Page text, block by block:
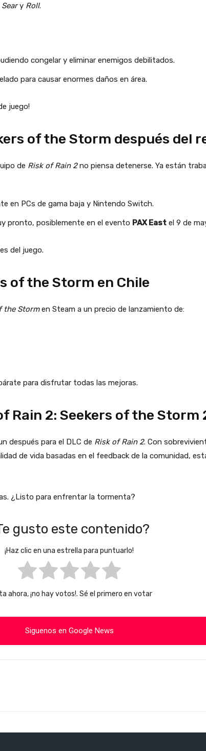
Seary Roll.
congelar y eliminar enemigos debilitados.
para causar enormes daños en área.
juego!
of the Storm después del
de Risk of Rain 2no piensa detenerse. Ya están
en PCs de gama baja y Nintendo Switch.
pronto, posiblemente en el evento PAX East el 9 de
del juego.
of the Storm en Chile
the Stormen Steam a un precio de lanzamiento de:
para disfrutar todas las mejoras.
Rain 2: Seekers of the Storm
después para el DLC de Risk of Rain 2. Con
de vida basadas en el feedback de la comunidad,
¿Listo para enfrentar la tormenta?
gusto este contenido?
¡Haz clic en una estrella para puntuarlo!
ahora, ¡no hay votos!. Sé el primero en votar
Siguenos en Google News